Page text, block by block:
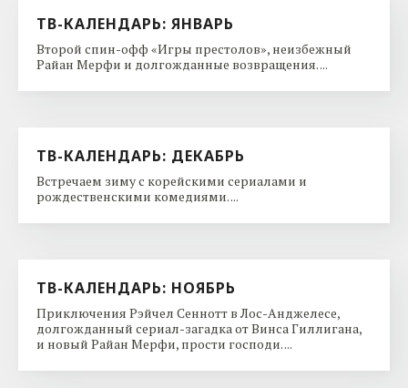
ТВ-КАЛЕНДАРЬ: ЯНВАРЬ
Второй спин-офф «Игры престолов», неизбежный
Райан Мерфи и долгожданные возвращения. ...
ТВ-КАЛЕНДАРЬ: ДЕКАБРЬ
Встречаем зиму с корейскими сериалами и
рождественскими комедиями. ...
ТВ-КАЛЕНДАРЬ: НОЯБРЬ
Приключения Рэйчел Сеннотт в Лос-Анджелесе,
долгожданный сериал-загадка от Винса Гиллигана,
и новый Райан Мерфи, прости господи. ...